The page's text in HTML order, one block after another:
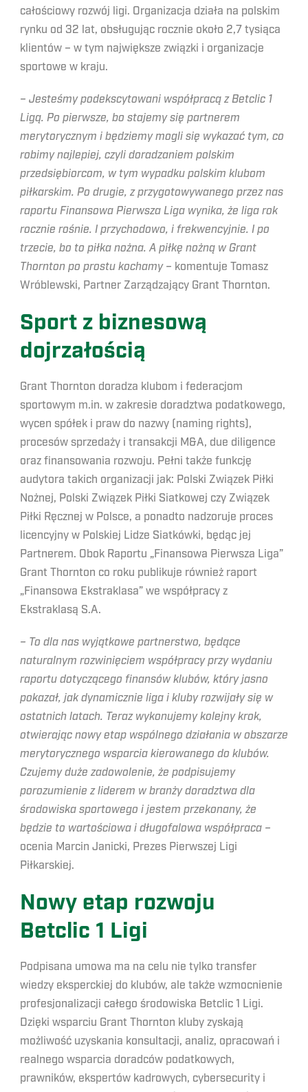
całościowy rozwój ligi. Organizacja działa na polskim
rynku od 32 lat, obsługując rocznie około 2,7 tysiąca
klientów – w tym największe związki i organizacje
sportowe w kraju.
– Jesteśmy podekscytowani współpracą z Betclic 1
Ligą. Po pierwsze, bo stajemy się partnerem
merytorycznym i będziemy mogli się wykazać tym, co
robimy najlepiej, czyli doradzaniem polskim
przedsiębiorcom, w tym wypadku polskim klubom
piłkarskim. Po drugie, z przygotowywanego przez nas
raportu Finansowa Pierwsza Liga wynika, że liga rok
rocznie rośnie. I przychodowo, i frekwencyjnie. I po
trzecie, bo to piłka nożna. A piłkę nożną w Grant
Thornton po prostu kochamy – komentuje Tomasz
Wróblewski, Partner Zarządzający Grant Thornton.
Sport z biznesową
dojrzałością
Grant Thornton doradza klubom i federacjom
sportowym m.in. w zakresie doradztwa podatkowego,
wycen spółek i praw do nazwy (naming rights),
procesów sprzedaży i transakcji M&A, due diligence
oraz finansowania rozwoju. Pełni także funkcję
audytora takich organizacji jak: Polski Związek Piłki
Nożnej, Polski Związek Piłki Siatkowej czy Związek
Piłki Ręcznej w Polsce, a ponadto nadzoruje proces
licencyjny w Polskiej Lidze Siatkówki, będąc jej
Partnerem. Obok Raportu „Finansowa Pierwsza Liga”
Grant Thornton co roku publikuje również raport
„Finansowa Ekstraklasa” we współpracy z
Ekstraklasą S.A.
– To dla nas wyjątkowe partnerstwo, będące
naturalnym rozwinięciem współpracy przy wydaniu
raportu dotyczącego finansów klubów, który jasno
pokazał, jak dynamicznie liga i kluby rozwijały się w
ostatnich latach. Teraz wykonujemy kolejny krok,
otwierając nowy etap wspólnego działania w obszarze
merytorycznego wsparcia kierowanego do klubów.
Czujemy duże zadowolenie, że podpisujemy
porozumienie z liderem w branży doradztwa dla
środowiska sportowego i jestem przekonany, że
będzie to wartościowa i długofalowa współpraca –
ocenia Marcin Janicki, Prezes Pierwszej Ligi
Piłkarskiej.
Nowy etap rozwoju
Betclic 1 Ligi
Podpisana umowa ma na celu nie tylko transfer
wiedzy eksperckiej do klubów, ale także wzmocnienie
profesjonalizacji całego środowiska Betclic 1 Ligi.
Dzięki wsparciu Grant Thornton kluby zyskają
możliwość uzyskania konsultacji, analiz, opracowań i
realnego wsparcia doradców podatkowych,
prawników, ekspertów kadrowych, cybersecurity i